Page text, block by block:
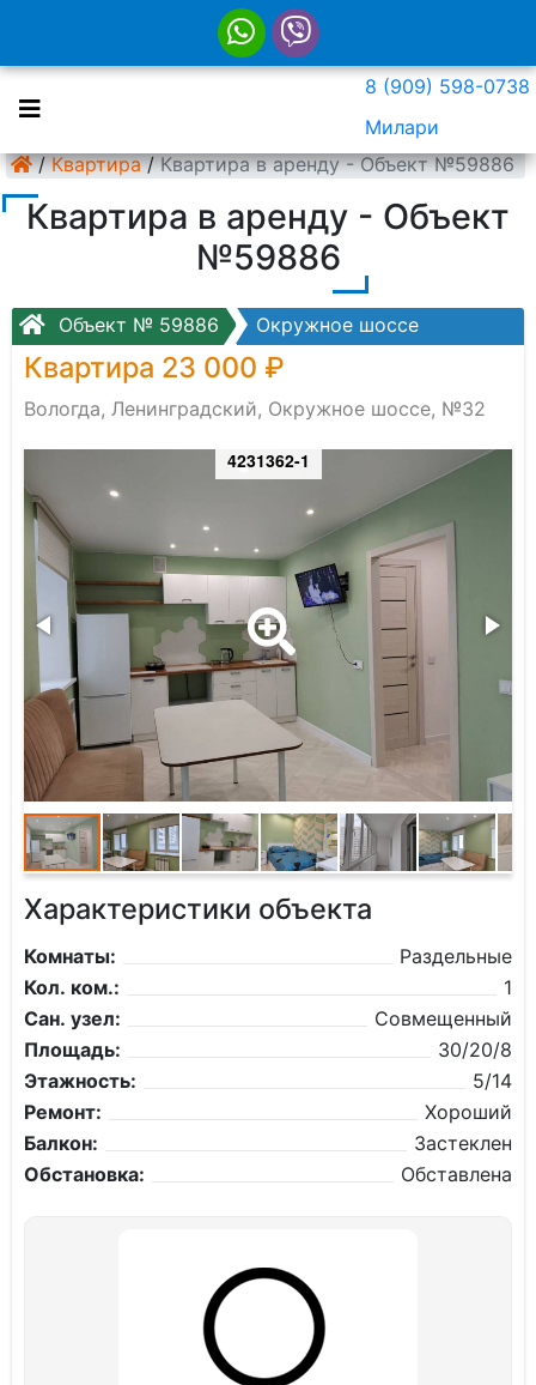
8 (909) 598-0738
Милари
/ Квартира / Квартира в аренду - Объект №59886
Квартира в аренду - Объект
№59886
Объект № 59886 Окружное шоссе
Квартира 23 000 ₽
Вологда, Ленинградский, Окружное шоссе, №32
4231362-1
Характеристики объекта
Комнаты:
Раздельные
Кол. ком.:
1
Сан. узел:
Совмещенный
Площадь:
30/20/8
Этажность:
5/14
Ремонт:
Хороший
Балкон:
Застеклен
Обстановка:
Обставлена